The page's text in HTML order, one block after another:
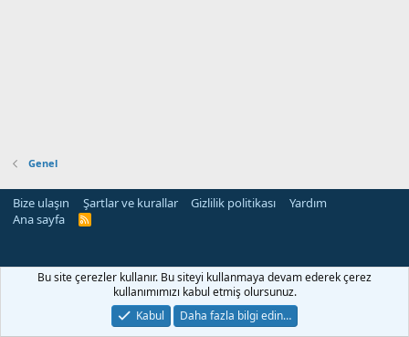
Genel
Bize ulaşın Şartlar ve kurallar Gizlilik politikası
Yardım
Ana sayfa
R
Bu site çerezler kullanır. Bu siteyi kullanmaya devam ederek çerez
kullanımımızı kabul etmiş olursunuz.
Kabul
Daha fazla bilgi edin…